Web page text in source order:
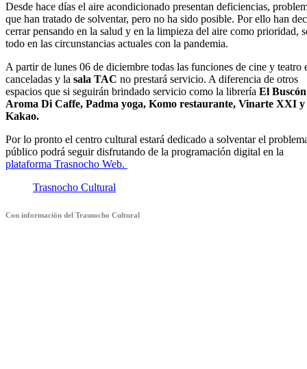
Desde hace días el aire acondicionado presentan deficiencias,
que han tratado de solventar, pero no ha sido posible. Por ello han
cerrar pensando en la salud y en la limpieza del aire como prioridad,
todo en las circunstancias actuales con la pandemia.
A partir de lunes 06 de diciembre todas las funciones de cine y teatro
canceladas y la sala TAC no prestará servicio. A diferencia de otros
espacios que si seguirán brindado servicio como la librería El Buscón
Aroma Di Caffe, Padma yoga, Komo restaurante, Vinarte XXI y
Kakao.
Por lo pronto el centro cultural estará dedicado a solventar el
público podrá seguir disfrutando de la programación digital en la
plataforma Trasnocho Web.
Trasnocho Cultural
Con información del Trasnocho Cultural